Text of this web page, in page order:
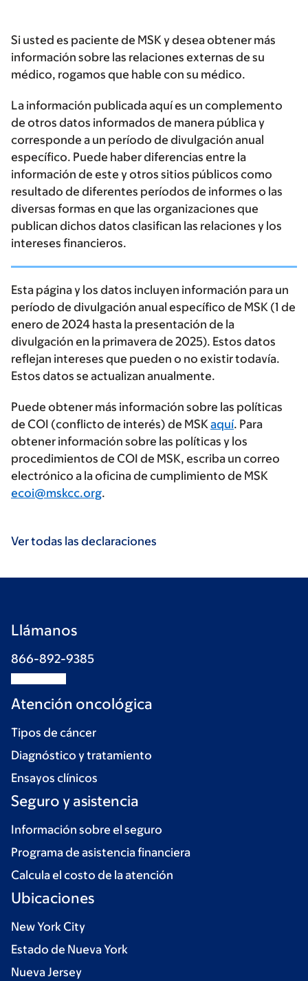
Si usted es paciente de MSK y desea obtener más
información sobre las relaciones externas de su
médico, rogamos que hable con su médico.
La información publicada aquí es un complemento
de otros datos informados de manera pública y
corresponde a un período de divulgación anual
específico. Puede haber diferencias entre la
información de este y otros sitios públicos como
resultado de diferentes períodos de informes o las
diversas formas en que las organizaciones que
publican dichos datos clasifican las relaciones y los
intereses financieros.
Esta página y los datos incluyen información para un
período de divulgación anual específico de MSK (1 de
enero de 2024 hasta la presentación de la
divulgación en la primavera de 2025). Estos datos
reflejan intereses que pueden o no existir todavía.
Estos datos se actualizan anualmente.
Puede obtener más información sobre las políticas
de COI (conflicto de interés) de MSKaquí. Para
obtener información sobre las políticas y los
procedimientos de COI de MSK, escriba un correo
electrónico a la oficina de cumplimiento de MSK
ecoi@mskcc.org.
Ver todas las declaraciones
Llámanos
866-892-9385
Atención oncológica
Tipos de cáncer
Diagnóstico y tratamiento
Ensayos clínicos
Seguro y asistencia
Información sobre el seguro
Programa de asistencia financiera
Calcula el costo de la atención
Ubicaciones
New York City
Estado de Nueva York
Nueva Jersey